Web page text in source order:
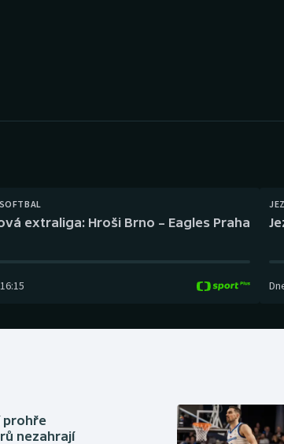
Parasport Volejbal
extraliga: Hroši Brno – Eagles Praha
16:15
prohře
nezahrají